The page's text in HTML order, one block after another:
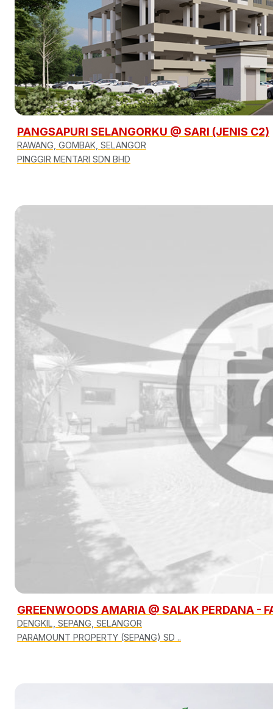
PANGSAPURI SELANGORKU @ SARI (JENIS C2)
RAWANG, GOMBAK, SELANGOR
PINGGIR MENTARI SDN BHD
GREENWOODS AMARIA @ SALAK PERDANA -
DENGKIL, SEPANG, SELANGOR
PARAMOUNT PROPERTY (SEPANG) SD ..